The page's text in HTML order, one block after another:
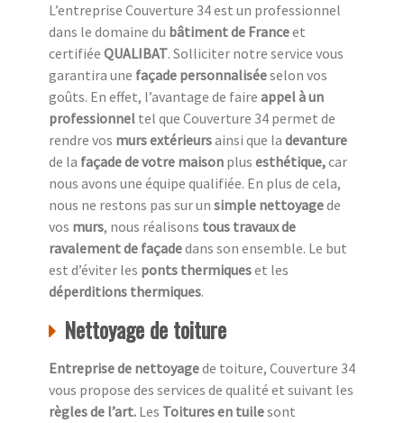
L’entreprise Couverture 34 est un professionnel
dans le domaine du bâtiment de Franceet
certifiée QUALIBAT. Solliciter notre service vous
garantira une façade personnaliséeselon vos
goûts. En effet, l’avantage de faire appel à un
professionnel tel que Couverture 34 permet de
rendre vos murs extérieursainsi que la devanture
de la façade de votre maison plus esthétique,car
nous avons une équipe qualifiée. En plus de cela,
nous ne restons pas sur un simple nettoyagede
vos murs, nous réalisons tous travaux de
ravalement de façadedans son ensemble. Le but
est d’éviter les ponts thermiqueset les
déperditions thermiques.
Nettoyage de toiture
Entreprise de nettoyagede toiture, Couverture 34
vous propose des services de qualité et suivant les
règles de l’art. Les Toitures en tuilesont